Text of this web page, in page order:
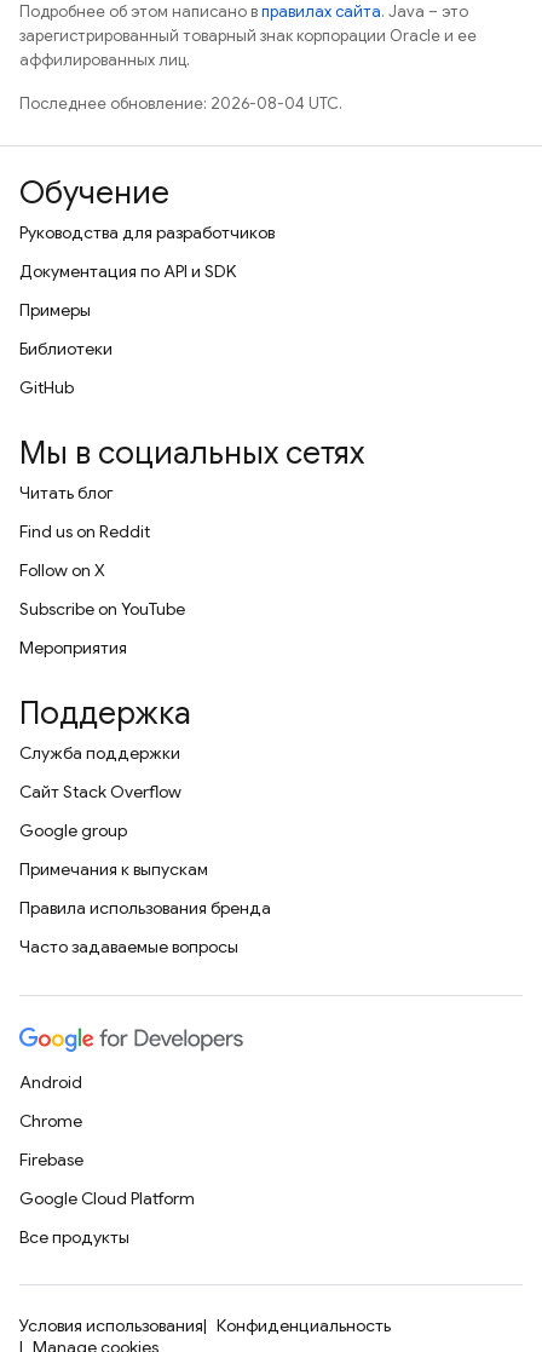
Подробнее об этом написано вправилах сайта. Java – это
зарегистрированный товарный знак корпорации Oracle и ее
аффилированных лиц.
Последнее обновление: 2026-08-04 UTC.
Обучение
Руководства для разработчиков
Документация по API и SDK
Примеры
Библиотеки
GitHub
Мы в социальных сетях
Читать блог
Find us on Reddit
Follow on X
Subscribe on YouTube
Мероприятия
Поддержка
Служба поддержки
Сайт Stack Overflow
Google group
Примечания к выпускам
Правила использования бренда
Часто задаваемые вопросы
Android
Chrome
Firebase
Google Cloud Platform
Все продукты
Условия использования
Конфиденциальность
Manage cookies